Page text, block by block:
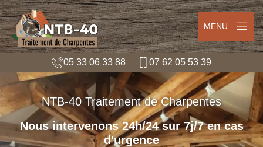
MENU
05 33 06 33 88 07 62 05 53 39
NTB-40 Traitement de Charpentes
Nous intervenons 24h/24 sur 7j/7 en cas
d'urgence